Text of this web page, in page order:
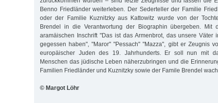
Benno Friedländer weiterleben. Der Sederteller der Familie
oder der Familie Kuznitzky aus Kattowitz wurde von der
Brendel in die Verantwortung der Biographin übergeben. Mit
aramäischen Inschrift "Das ist das Armenbrot, das unsere Väter
gegessen haben", "Maror" "Pessach" "Mazza", gibt er Zeugnis
europäischer Juden des 19. Jahrhunderts. Er soll nun mit
Menschen das jüdische Leben näherzubringen und die
Familien Friedländer und Kuznitzky sowie der Famile Brendel
© Margot Löhr